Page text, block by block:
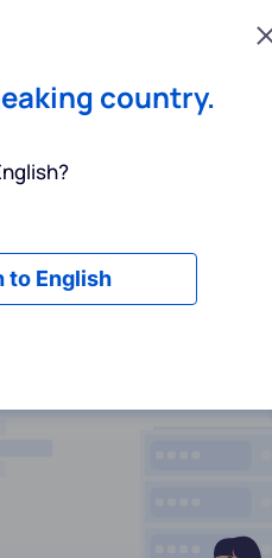
country.
to English